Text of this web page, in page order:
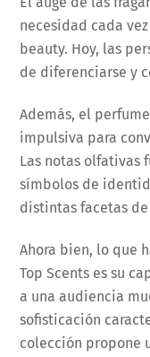
necesidad cada
beauty. Hoy, las
de diferenciarse y
Además, el
impulsiva para
Las notas olfativas
símbolos de
distintas facetas
Ahora bien, lo que
Top Scents es su
a una audiencia
sofisticación
colección propone